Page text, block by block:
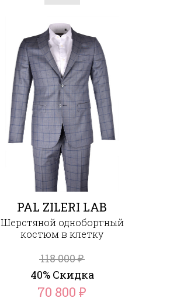
PAL ZILERI LAB
Шерстяной однобортный
костюм в клетку
118 000₽
40% Скидка
70 800₽